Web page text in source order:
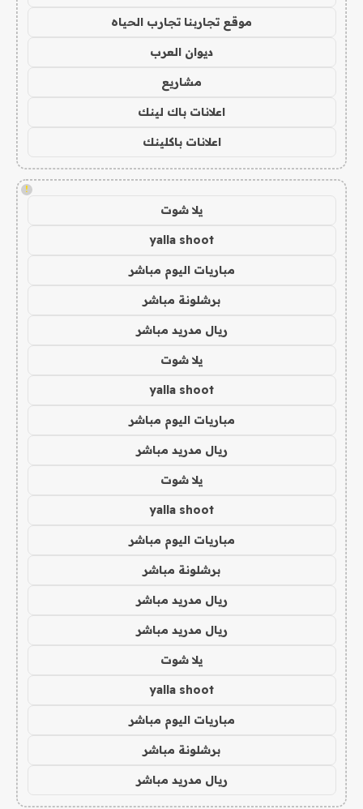
موقع تجاربنا تجارب الحياه
ديوان العرب
مشاريع
اعلانات باك لينك
اعلانات باكلينك
!
يلا شوت
yalla shoot
مباريات اليوم مباشر
برشلونة مباشر
ريال مدريد مباشر
يلا شوت
yalla shoot
مباريات اليوم مباشر
ريال مدريد مباشر
يلا شوت
yalla shoot
مباريات اليوم مباشر
برشلونة مباشر
ريال مدريد مباشر
ريال مدريد مباشر
يلا شوت
yalla shoot
مباريات اليوم مباشر
برشلونة مباشر
ريال مدريد مباشر